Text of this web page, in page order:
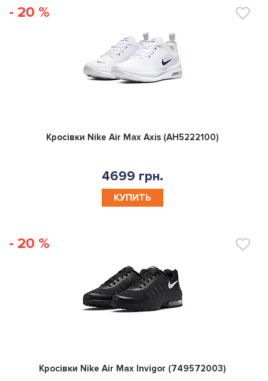
- 20 %
0
Кросівки Nike Air Max Axis (AH5222100)
4699 грн.
КУПИТЬ
- 20 %
0
Кросівки Nike Air Max Invigor (749572003)